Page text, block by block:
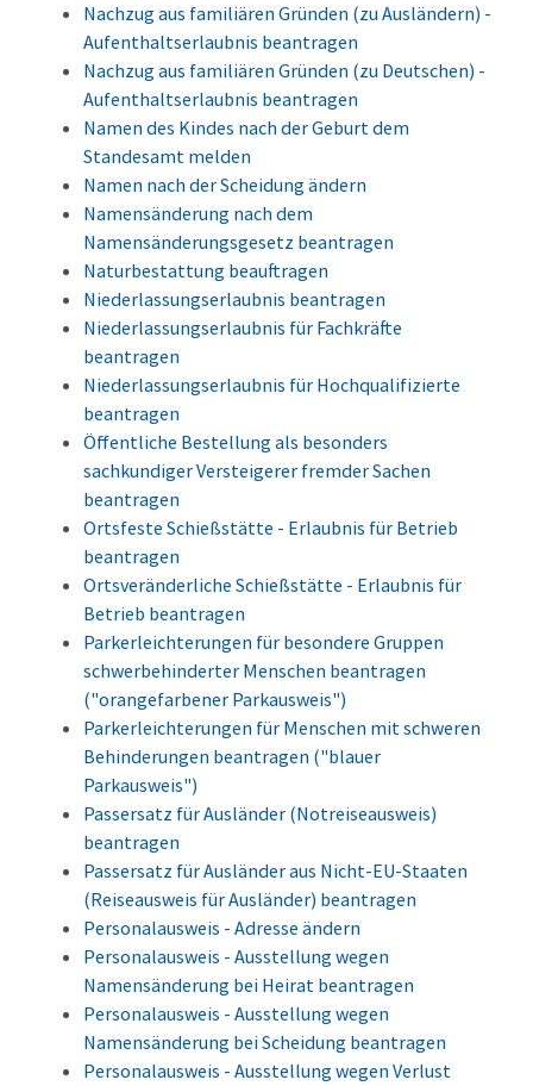
Nachzug aus familiären Gründen (zu Ausländern) -
Aufenthaltserlaubnis beantragen
Nachzug aus familiären Gründen (zu Deutschen) -
Aufenthaltserlaubnis beantragen
Namen des Kindes nach der Geburt dem
Standesamt melden
Namen nach der Scheidung ändern
Namensänderung nach dem
Namensänderungsgesetz beantragen
Naturbestattung beauftragen
Niederlassungserlaubnis beantragen
Niederlassungserlaubnis für Fachkräfte
beantragen
Niederlassungserlaubnis für Hochqualifizierte
beantragen
Öffentliche Bestellung als besonders
sachkundiger Versteigerer fremder Sachen
beantragen
Ortsfeste Schießstätte - Erlaubnis für Betrieb
beantragen
Ortsveränderliche Schießstätte - Erlaubnis für
Betrieb beantragen
Parkerleichterungen für besondere Gruppen
schwerbehinderter Menschen beantragen
("orangefarbener Parkausweis")
Parkerleichterungen für Menschen mit schweren
Behinderungen beantragen ("blauer
Parkausweis")
Passersatz für Ausländer (Notreiseausweis)
beantragen
Passersatz für Ausländer aus Nicht-EU-Staaten
(Reiseausweis für Ausländer) beantragen
Personalausweis - Adresse ändern
Personalausweis - Ausstellung wegen
Namensänderung bei Heirat beantragen
Personalausweis - Ausstellung wegen
Namensänderung bei Scheidung beantragen
Personalausweis - Ausstellung wegen Verlust